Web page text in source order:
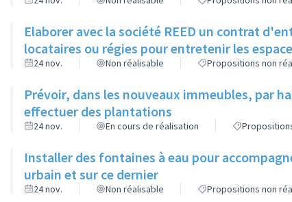
Elaborer avec la société REED un contrat
locataires ou régies pour entretenir les
24 nov. Non réalisable Propositions non
Prévoir, dans les nouveaux immeubles, par
effectuer des plantations
24 nov. En cours de réalisation
Installer des fontaines à eau pour
urbain et sur ce dernier
24 nov. Non réalisable Propositions non